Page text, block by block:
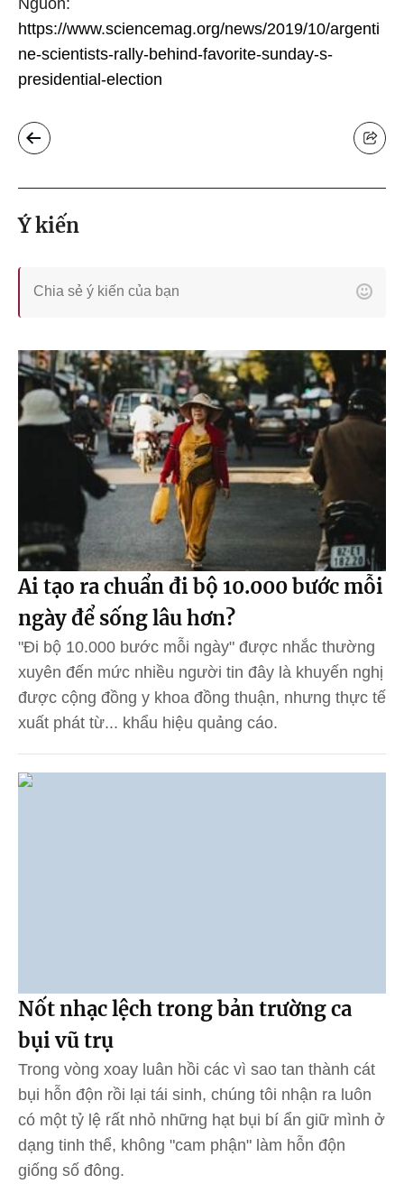
Nguồn:
https://www.sciencemag.org/news/2019/10/argenti
ne-scientists-rally-behind-favorite-sunday-s-
presidential-election
Ý kiến
Ai tạo ra chuẩn đi bộ 10.000 bước mỗi
ngày để sống lâu hơn?
"Đi bộ 10.000 bước mỗi ngày" được nhắc thường
xuyên đến mức nhiều người tin đây là khuyến nghị
được cộng đồng y khoa đồng thuận, nhưng thực tế
xuất phát từ... khẩu hiệu quảng cáo.
Nốt nhạc lệch trong bản trường ca
bụi vũ trụ
Trong vòng xoay luân hồi các vì sao tan thành cát
bụi hỗn độn rồi lại tái sinh, chúng tôi nhận ra luôn
có một tỷ lệ rất nhỏ những hạt bụi bí ẩn giữ mình ở
dạng tinh thể, không "cam phận" làm hỗn độn
giống số đông.